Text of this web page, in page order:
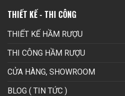
THIẾT KẾ - THI CÔNG
THIẾT KẾ HẦM RƯỢU
THI CÔNG HẦM RƯỢU
CỬA HÀNG, SHOWROOM
BLOG ( TIN TỨC )